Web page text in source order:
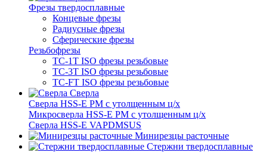
Фрезы твердосплавные
Концевые фрезы
Радиусные фрезы
Сферические фрезы
Резьбофрезы
TC-1T ISO фрезы резьбовые
TC-3T ISO фрезы резьбовые
TC-FT ISO фрезы резьбовые
Сверла
Cверла HSS-E PM c утолщенным ц/х
Микросверла HSS-E PM c утолщенным ц/х
Сверла HSS-E VAPDMSUS
Минирезцы расточные
Cтержни твердосплавные